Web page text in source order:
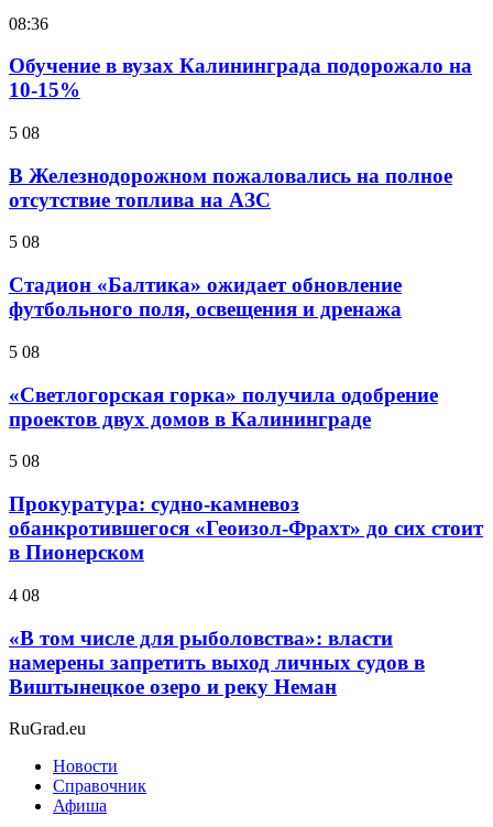
08:36
Обучение в вузах Калининграда подорожало на
10-15%
5 08
В Железнодорожном пожаловались на полное
отсутствие топлива на АЗС
5 08
Стадион «Балтика» ожидает обновление
футбольного поля, освещения и дренажа
5 08
«Светлогорская горка» получила одобрение
проектов двух домов в Калининграде
5 08
Прокуратура: судно-камневоз
обанкротившегося «Геоизол-Фрахт» до сих стоит
в Пионерском
4 08
«В том числе для рыболовства»: власти
намерены запретить выход личных судов в
Виштынецкое озеро и реку Неман
RuGrad.eu
Новости
Справочник
Афиша